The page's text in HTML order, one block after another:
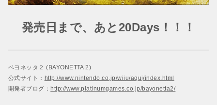
発売日まで、あと20Days！！！
ベヨネッタ２ (BAYONETTA 2)
公式サイト： http://www.nintendo.co.jp/wiiu/aquj/index.html
開発者ブログ： http://www.platinumgames.co.jp/bayonetta2/